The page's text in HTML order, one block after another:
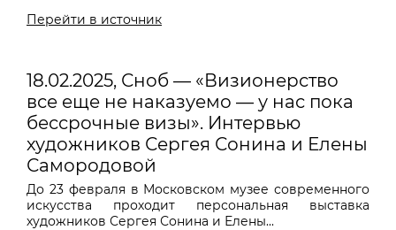
Перейти в источник
18.02.2025, Сноб — «Визионерство
все еще не наказуемо — у нас пока
бессрочные визы». Интервью
художников Сергея Сонина и Елены
Самородовой
До 23 февраля в Московском музее современного
искусства проходит персональная выставка
художников Сергея Сонина и Елены...